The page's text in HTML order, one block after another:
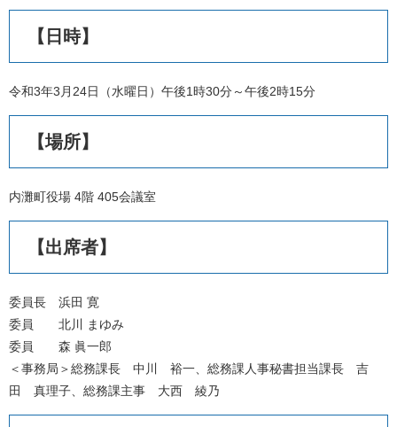
【日時】
令和3年3月24日（水曜日）午後1時30分～午後2時15分
【場所】
内灘町役場 4階 405会議室
【出席者】
委員長 浜田 寛
委員 北川 まゆみ
委員 森 眞一郎
＜事務局＞総務課長 中川 裕一、総務課人事秘書担当課長 吉
田 真理子、総務課主事 大西 綾乃